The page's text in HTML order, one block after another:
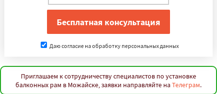
Даю согласие на обработку персональных данных
Приглашаем к сотрудничеству специалистов по установке
балконных рам в Можайске, заявки направляйте на Телеграм.